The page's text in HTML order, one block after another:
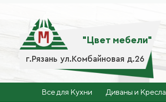
г.Рязань ул.Комбайновая д.26
"Цвет мебели"
Все для Кухни Диваны и Кресла